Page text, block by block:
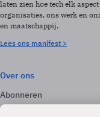
laten zien hoe tech elk
organisaties, ons werk en
en maatschappij.
Lees ons manifest >
Over ons
Abonneren
Adverteren